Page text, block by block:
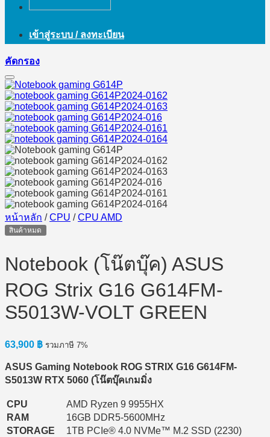
เข้าสู่ระบบ / ลงทะเบียน
คัดกรอง
หน้าหลัก / CPU / CPU AMD
สินค้าหมด
Notebook (โน๊ตบุ๊ค) ASUS
ROG Strix G16 G614FM-
S5013W-VOLT GREEN
63,900 ฿ รวมภาษี 7%
ASUS Gaming Notebook ROG STRIX G16 G614FM-
S5013W RTX 5060 (โน๊ตบุ๊คเกมมิ่ง
CPU
AMD Ryzen 9 9955HX
RAM
16GB DDR5-5600MHz
STORAGE
1TB PCIe® 4.0 NVMe™ M.2 SSD (2230)